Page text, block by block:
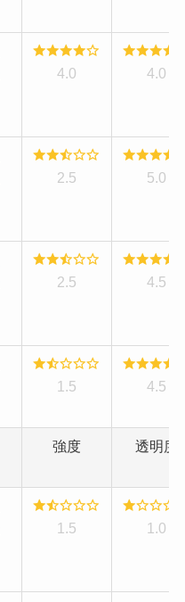
4.0 4.0
2.5 5.0
2.5 4.5
1.5 4.5
強度 透明度
1.5 1.0